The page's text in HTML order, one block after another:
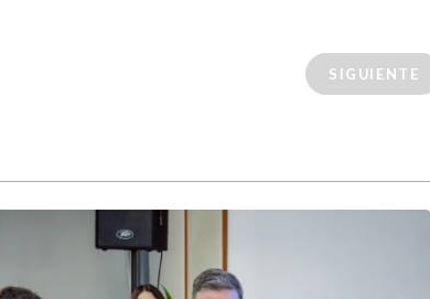
SIGUIENTE